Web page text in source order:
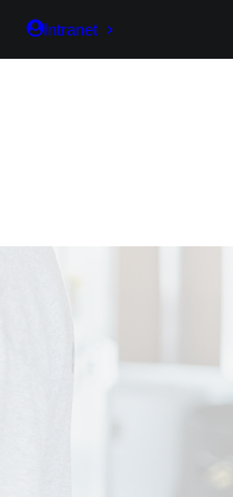
Intranet